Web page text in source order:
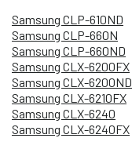
Samsung CLP-610ND
Samsung CLP-660N
Samsung CLP-660ND
Samsung CLX-6200FX
Samsung CLX-6200ND
Samsung CLX-6210FX
Samsung CLX-6240
Samsung CLX-6240FX